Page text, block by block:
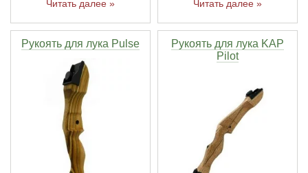
Читать далее » Читать далее »
Рукоять для лука Pulse
Рукоять для лука KAP
Pilot
Полочки для лука
Кликеры для лука
Плунжеры для лука
Киссеры для лука
Ножи складные